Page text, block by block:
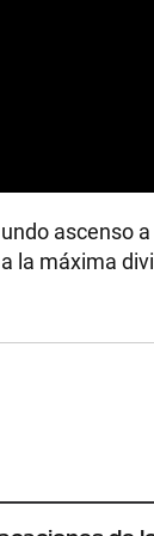
ascenso
la máxima